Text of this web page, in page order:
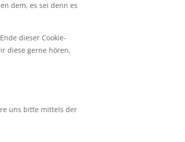
dem, es sei denn es
dieser Cookie-
diese gerne hören,
uns bitte mittels der